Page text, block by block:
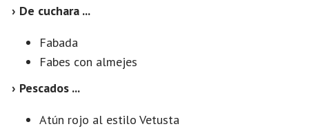
› De cuchara ...
Fabada
Fabes con almejes
› Pescados ...
Atún rojo al estilo Vetusta